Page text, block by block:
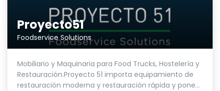
Proyecto51
Foodservice Solutions
Mobiliario y Maquinaria para Food Trucks, Hostelería y
Restauración.Proyecto 51 importa equipamiento de
restauración moderna y restauración rápida y pone...